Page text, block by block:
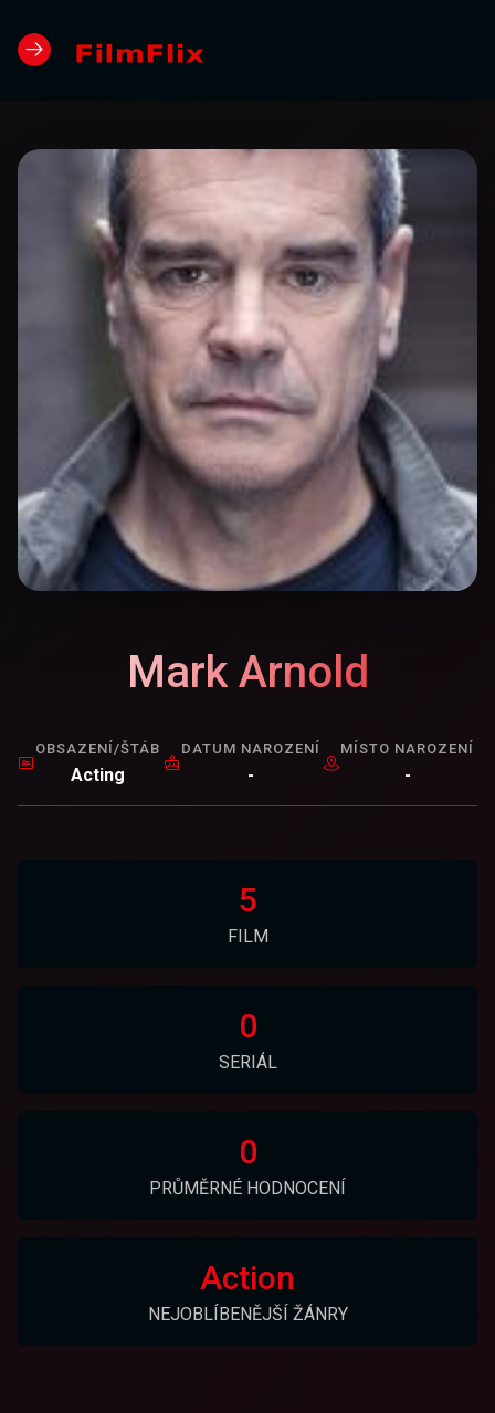
Mark Arnold
OBSAZENÍ/ŠTÁB
Acting
DATUM NAROZENÍ
-
MÍSTO NAROZENÍ
-
5
FILM
0
SERIÁL
0
PRŮMĚRNÉ HODNOCENÍ
Action
NEJOBLÍBENĚJŠÍ ŽÁNRY